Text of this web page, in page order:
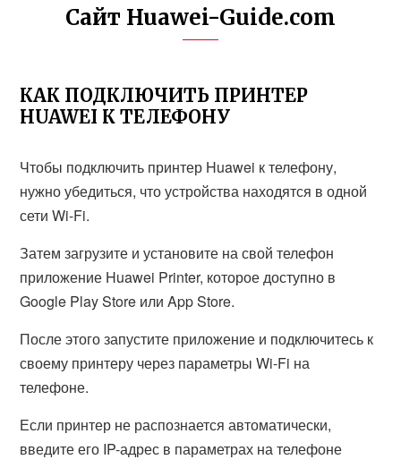
Сайт Huawei-Guide.com
КАК ПОДКЛЮЧИТЬ ПРИНТЕР
HUAWEI К ТЕЛЕФОНУ
Чтобы подключить принтер Huawei к телефону,
нужно убедиться, что устройства находятся в одной
сети Wi-Fi.
Затем загрузите и установите на свой телефон
приложение Huawei Printer, которое доступно в
Google Play Store или App Store.
После этого запустите приложение и подключитесь к
своему принтеру через параметры Wi-Fi на
телефоне.
Если принтер не распознается автоматически,
введите его IP-адрес в параметрах на телефоне